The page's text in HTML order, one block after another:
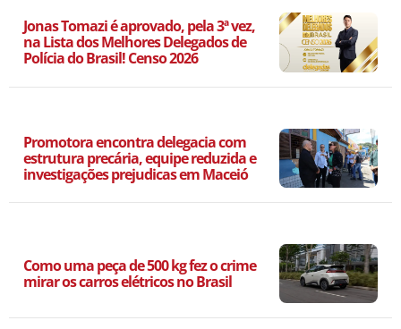
Jonas Tomazi é aprovado, pela 3ª vez,
na Lista dos Melhores Delegados de
Polícia do Brasil! Censo 2026
Promotora encontra delegacia com
estrutura precária, equipe reduzida e
investigações prejudicas em Maceió
Como uma peça de 500 kg fez o crime
mirar os carros elétricos no Brasil